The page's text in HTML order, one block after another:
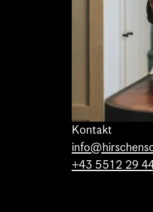
Kontakt
+43 5512 29